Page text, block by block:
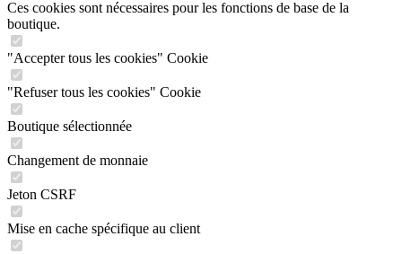
Ces cookies sont nécessaires pour les fonctions de base de la
boutique.
"Accepter tous les cookies" Cookie
"Refuser tous les cookies" Cookie
Boutique sélectionnée
Changement de monnaie
Jeton CSRF
Mise en cache spécifique au client